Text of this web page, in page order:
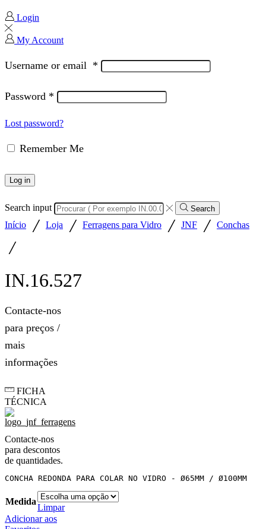
Login
My Account
Username or email *
Password *
Lost password?
Remember Me
Log in
Search input Search
Início / Loja / Ferragens para Vidro / JNF / Conchas
/
IN.16.527
Contacte-nos
para preços /
mais
informações
FICHA
TÉCNICA
Contacte-nos
para descontos
de quantidades.
CONCHA REDONDA PARA COLAR NO VIDRO - Ø65MM / Ø100MM
Medida
Limpar
Adicionar aos